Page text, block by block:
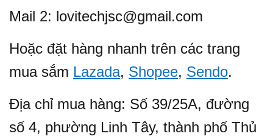
Mail 2: lovitechjsc@gmail.com
Hoặc đặt hàng nhanh trên các trang
mua sắm Lazada, Shopee, Sendo.
Địa chỉ mua hàng: Số 39/25A, đường
số 4, phường Linh Tây, thành phố Thủ